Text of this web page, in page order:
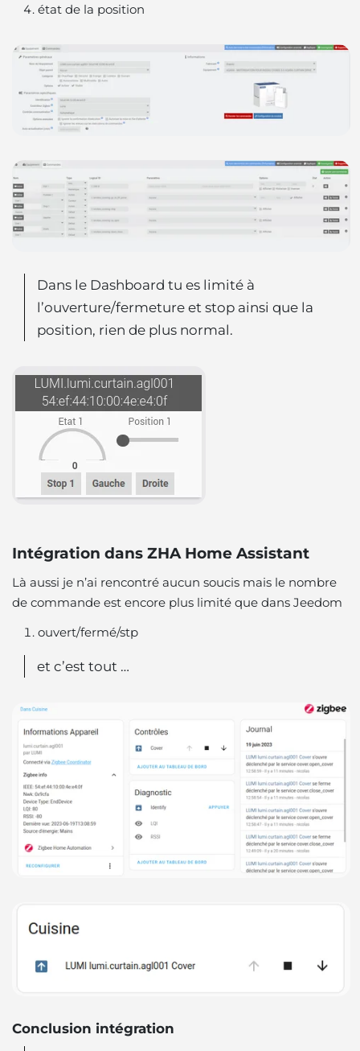
état de la position
Dans le Dashboard tu es limité à
l’ouverture/fermeture et stop ainsi que la
position, rien de plus normal.
Intégration dans ZHA Home Assistant
Là aussi je n’ai rencontré aucun soucis mais le nombre
de commande est encore plus limité que dans Jeedom
ouvert/fermé/stp
et c’est tout …
Conclusion intégration